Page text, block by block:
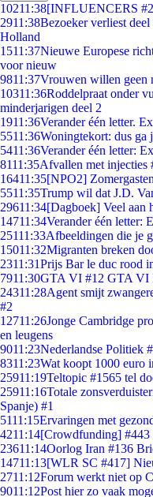
10211:38[INFLUENCERS
2911:38Bezoeker verliest
Holland
1511:37Nieuwe Europese
voor nieuw
9811:37Vrouwen willen geen
10311:36Roddelpraat onder
minderjarigen deel 2
1911:36Verander één letter.
5511:36Woningtekort: dus ga
5411:36Verander één letter:
8111:35Afvallen met injecties
16411:35[NPO2]
5511:35Trump wil dat J.D.
29611:34[Dagboek] Veel aan
14711:34Verander één letter:
25111:33Afbeeldingen die je
15011:32Migranten breken
2311:31Prijs Bar le duc rood
7911:30GTA VI #12 GTA VI
24311:28Agent smijt
#2
12711:26Jonge Cambridge
en leugens
9011:23Nederlandse Politiek
8311:23Wat koopt 1000 euro
25911:19Teltopic #1565 tel
25911:16Totale
Spanje) #1
5111:15Ervaringen met
4211:14[Crowdfunding] #443
23611:14Oorlog Iran #136
14711:13[WLR SC #417]
2711:12Forum werkt niet op
9011:12Post hier zo vaak